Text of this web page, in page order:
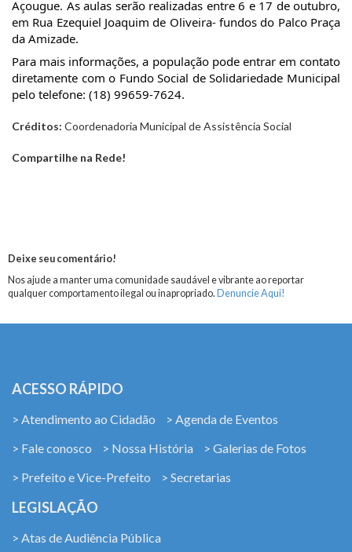
Açougue. As aulas serão realizadas entre 6 e 17 de outubro,
em Rua Ezequiel Joaquim de Oliveira- fundos do Palco Praça
da Amizade.
Para mais informações, a população pode entrar em contato
diretamente com o Fundo Social de Solidariedade Municipal
pelo telefone: (18) 99659-7624.
Créditos: Coordenadoria Municipal de Assistência Social
Compartilhe na Rede!
Deixe seu comentário!
Nos ajude a manter uma comunidade saudável e vibrante ao reportar
qualquer comportamento ilegal ou inapropriado. Denuncie Aqui!
ACESSO RÁPIDO
> Atendimento ao Cidadão
> Agenda de Eventos
> Fale conosco
> Nossa História
> Galerias de Fotos
> Prefeito e Vice-Prefeito
> Secretarias
LEGISLAÇÃO
> Atas de Audiência Pública